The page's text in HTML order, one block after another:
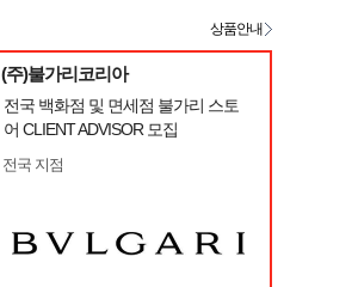
(주)불가리코리아
전국 백화점 및 면세점 불가리 스토
어 CLIENT ADVISOR 모집
전국 지점
상품안내